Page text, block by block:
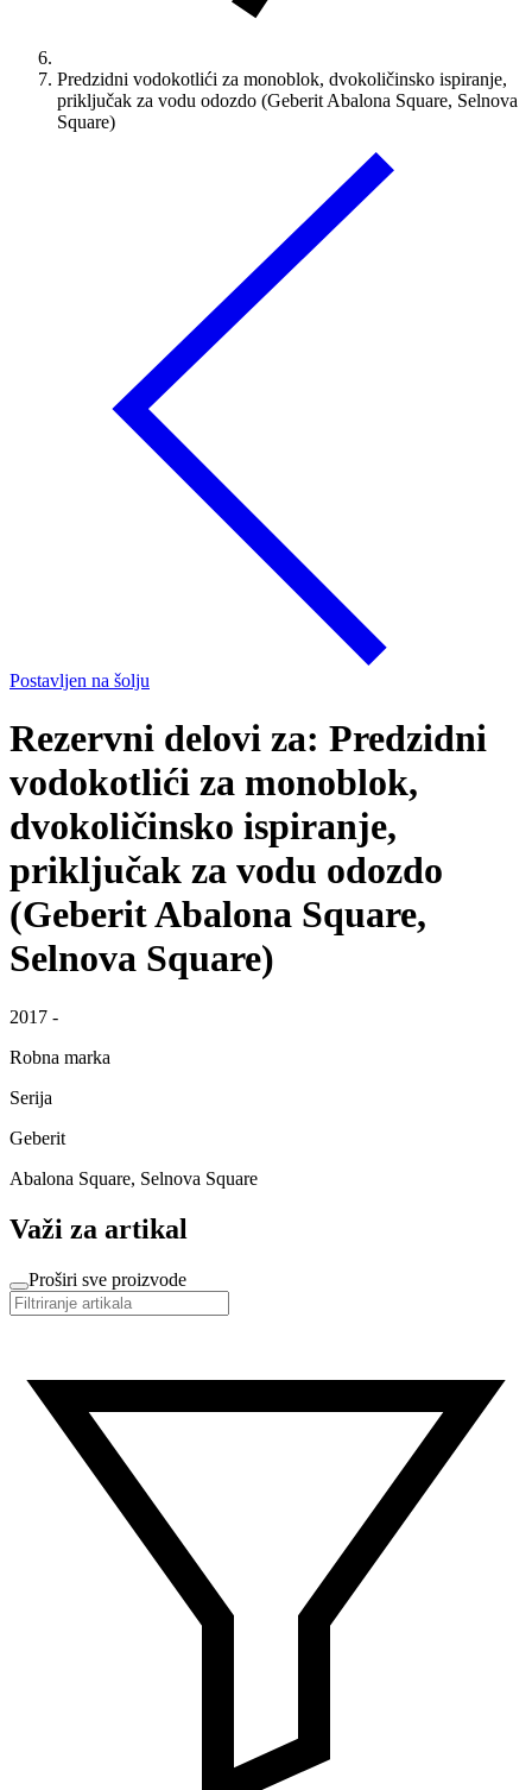
Predzidni vodokotlići za monoblok, dvokoličinsko ispiranje,
priključak za vodu odozdo (Geberit Abalona Square, Selnova
Square)
Postavljen na šolju
Rezervni delovi za: Predzidni
vodokotlići za monoblok,
dvokoličinsko ispiranje,
priključak za vodu odozdo
(Geberit Abalona Square,
Selnova Square)
2017 -
Robna marka
Serija
Geberit
Abalona Square, Selnova Square
Važi za artikal
Proširi sve proizvode